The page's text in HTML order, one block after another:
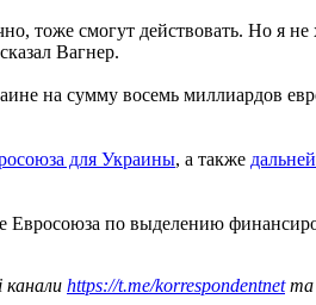
смогут действовать. Но я не
Вагнер.
на сумму восемь миллиардов
для Украины, а также
Евросоюза по выделению
канали https://t.me/korrespondentnetта